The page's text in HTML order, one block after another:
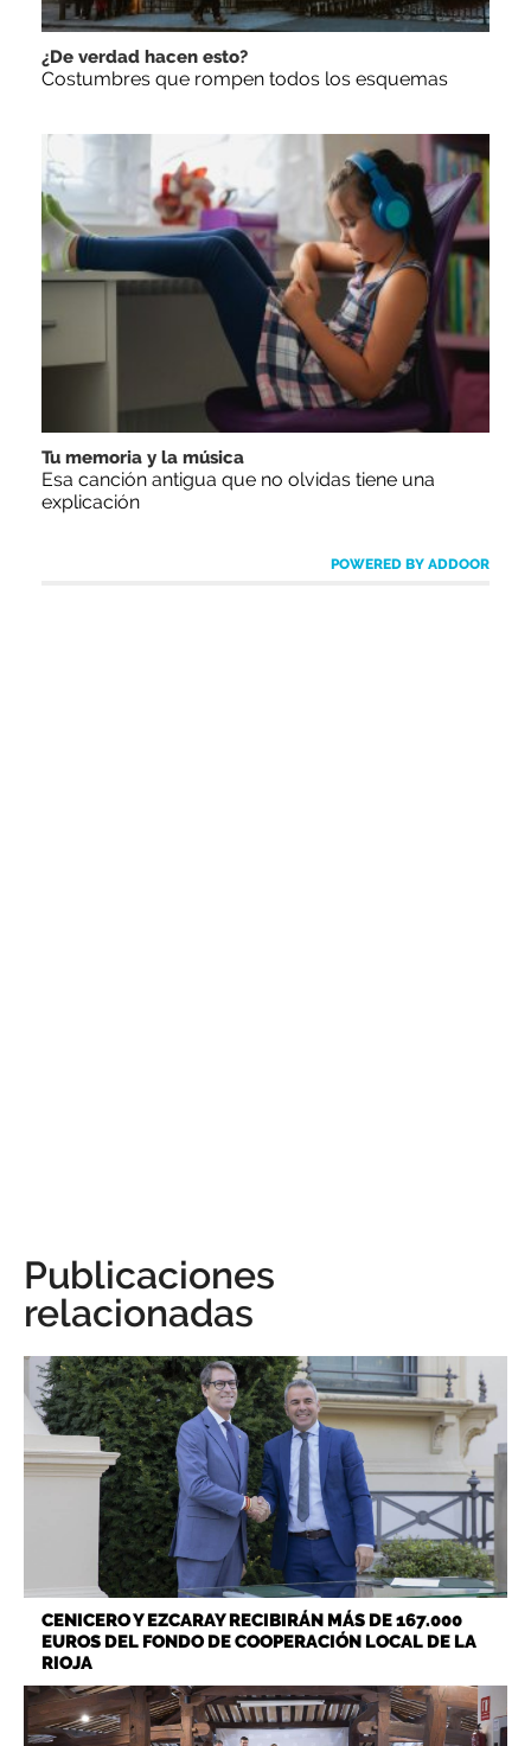
¿De verdad hacen esto?
Costumbres que rompen todos los esquemas
Tu memoria y la música
Esa canción antigua que no olvidas tiene una
explicación
POWERED BY ADDOOR
Publicaciones
relacionadas
CENICERO Y EZCARAY RECIBIRÁN MÁS DE 167.000
EUROS DEL FONDO DE COOPERACIÓN LOCAL DE LA
RIOJA